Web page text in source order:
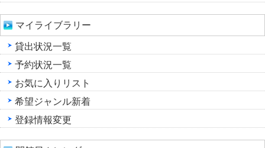
マイライブラリー
貸出状況一覧
予約状況一覧
お気に入りリスト
希望ジャンル新着
登録情報変更